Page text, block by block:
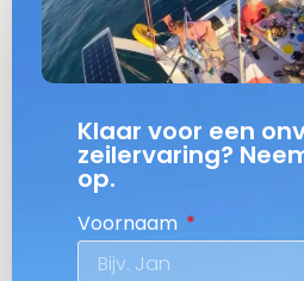
Klaar voor een
zeilervaring?
op.
Voornaam